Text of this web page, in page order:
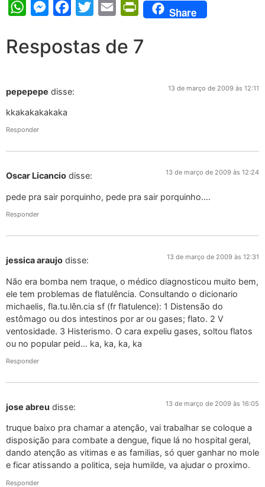
WhatsAppMessengerFacebook
Twitter Email PrintFriendly
Share
Respostas de 7
pepepepe disse: 13 de março de 2009 às 12:11
kkakakakakaka
Responder
Oscar Licancio disse: 13 de março de 2009 às 12:24
pede pra sair porquinho, pede pra sair porquinho….
Responder
jessica araujo disse: 13 de março de 2009 às 12:31
Não era bomba nem traque, o médico diagnosticou muito bem,
ele tem problemas de flatulência. Consultando o dicionario
michaelis, fla.tu.lên.cia sf (fr flatulence): 1 Distensão do
estômago ou dos intestinos por ar ou gases; flato. 2 V
ventosidade. 3 Histerismo. O cara expeliu gases, soltou flatos
ou no popular peid… ka, ka, ka, ka
Responder
jose abreu disse: 13 de março de 2009 às 16:05
truque baixo pra chamar a atenção, vai trabalhar se coloque a
disposição para combate a dengue, fique lá no hospital geral,
dando atenção as vitimas e as familias, só quer ganhar no mole
e ficar atissando a politica, seja humilde, va ajudar o proximo.
Responder